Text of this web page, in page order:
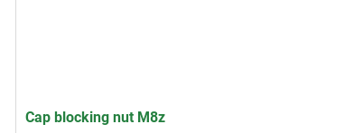
Cap blocking nut M8z